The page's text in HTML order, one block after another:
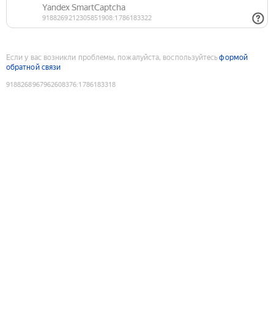
Если у вас возникли проблемы, пожалуйста, воспользуйтесьформой
обратной связи
9188268967962608376:1786183318